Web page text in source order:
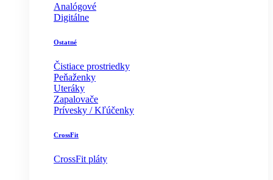
Analógové
Digitálne
Ostatné
Čistiace prostriedky
Peňaženky
Uteráky
Zapalovače
Prívesky / Kľúčenky
CrossFit
CrossFit pláty